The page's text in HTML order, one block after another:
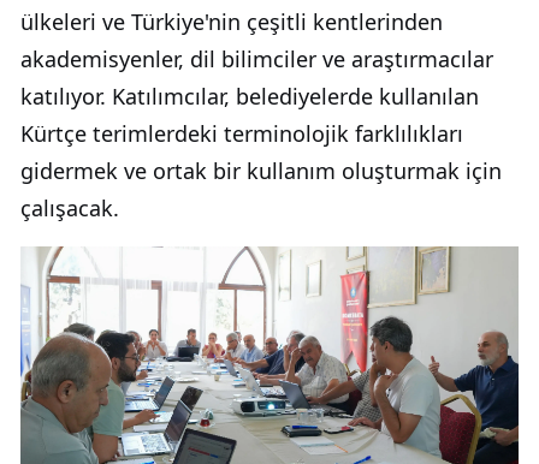
ülkeleri ve Türkiye'nin çeşitli kentlerinden
akademisyenler, dil bilimciler ve araştırmacılar
katılıyor. Katılımcılar, belediyelerde kullanılan
Kürtçe terimlerdeki terminolojik farklılıkları
gidermek ve ortak bir kullanım oluşturmak için
çalışacak.